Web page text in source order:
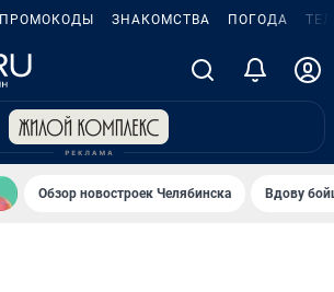
ПРОМОКОДЫ ЗНАКОМСТВА ПОГОДА
Обзор новостроек Челябинска Вдову